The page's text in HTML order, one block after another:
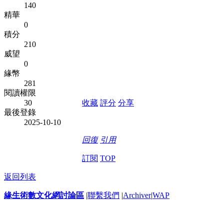
140
精華
0
積分
210
威望
0
緣幣
281
閱讀權限
30
最後登錄
2025-10-10
收藏 評分 分享
回復 引用
訂閱 TOP
返回列表
緣生術數文化網討論區 |聯繫我們 |Archiver|WAP